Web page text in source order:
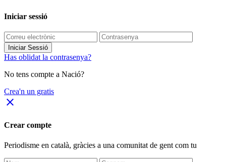
Iniciar sessió
Iniciar Sessió
Has oblidat la contrasenya?
No tens compte a Nació?
Crea'n un gratis
close
Crear compte
Periodisme en català, gràcies a una comunitat de gent com tu